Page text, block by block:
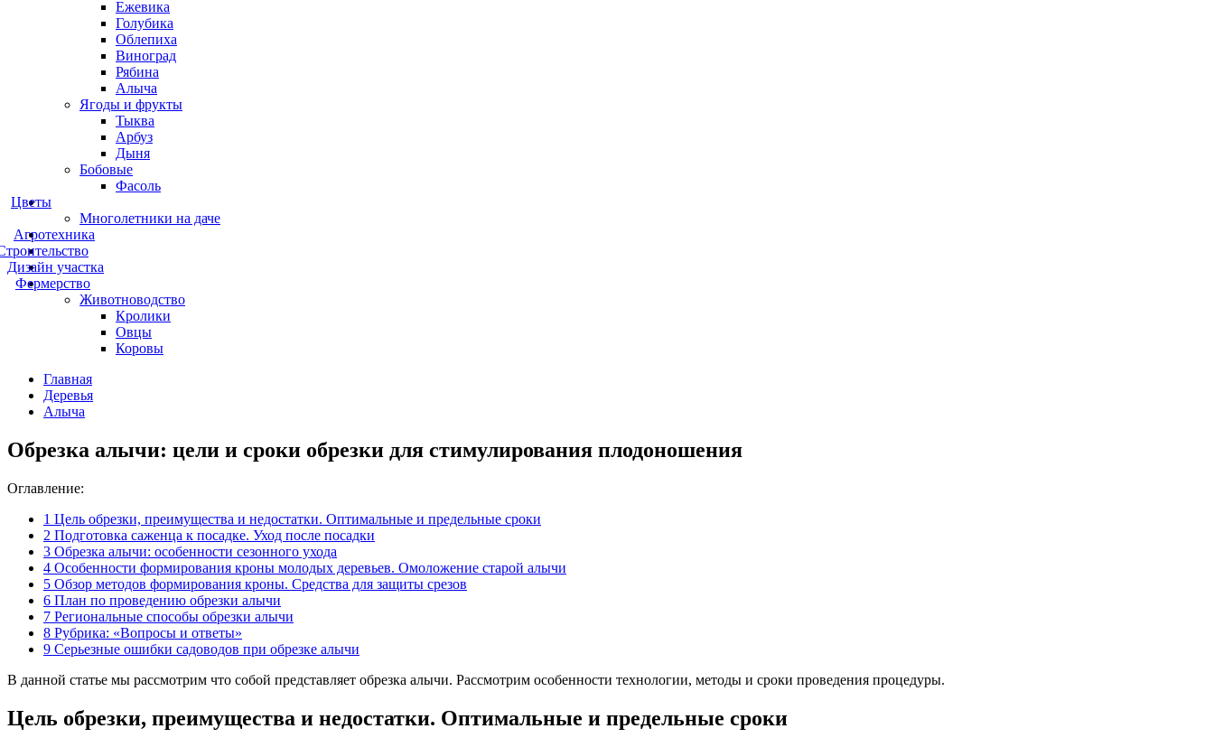
Ежевика
Голубика
Облепиха
Виноград
Рябина
Алыча
Ягоды и фрукты
Тыква
Арбуз
Дыня
Бобовые
Фасоль
Цветы
Многолетники на даче
Агротехника
Дизайн участка
Фермерство
Животноводство
Кролики
Овцы
Коровы
Главная
Деревья
Алыча
Обрезка алычи: цели и сроки обрезки для стимулирования плодоношения
Оглавление:
1 Цель обрезки, преимущества и недостатки. Оптимальные и предельные сроки
2 Подготовка саженца к посадке. Уход после посадки
3 Обрезка алычи: особенности сезонного ухода
4 Особенности формирования кроны молодых деревьев. Омоложение старой алычи
5 Обзор методов формирования кроны. Средства для защиты срезов
6 План по проведению обрезки алычи
7 Региональные способы обрезки алычи
8 Рубрика: «Вопросы и ответы»
9 Серьезные ошибки садоводов при обрезке алычи
В данной статье мы рассмотрим что собой представляет обрезка алычи. Рассмотрим особенности технологии, методы и сроки проведения процедуры.
Цель обрезки, преимущества и недостатки. Оптимальные и предельные сроки